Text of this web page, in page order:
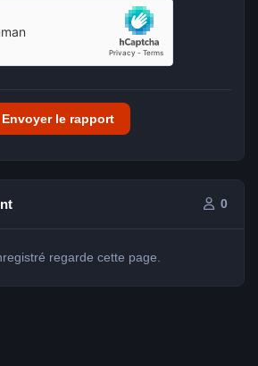
Envoyer le rapport
0
regarde cette page.